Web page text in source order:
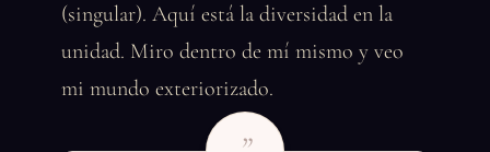
(singular). Aquí está la diversidad en la
unidad. Miro dentro de mí mismo y veo
mi mundo exteriorizado.